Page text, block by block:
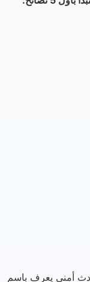
أمني يعرف باسم